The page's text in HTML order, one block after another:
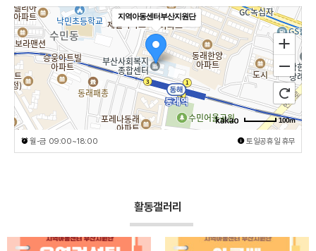
지역아동센터부산지원단
100m
월-금 09:00~18:00 토일공휴일 휴무
활동갤러리